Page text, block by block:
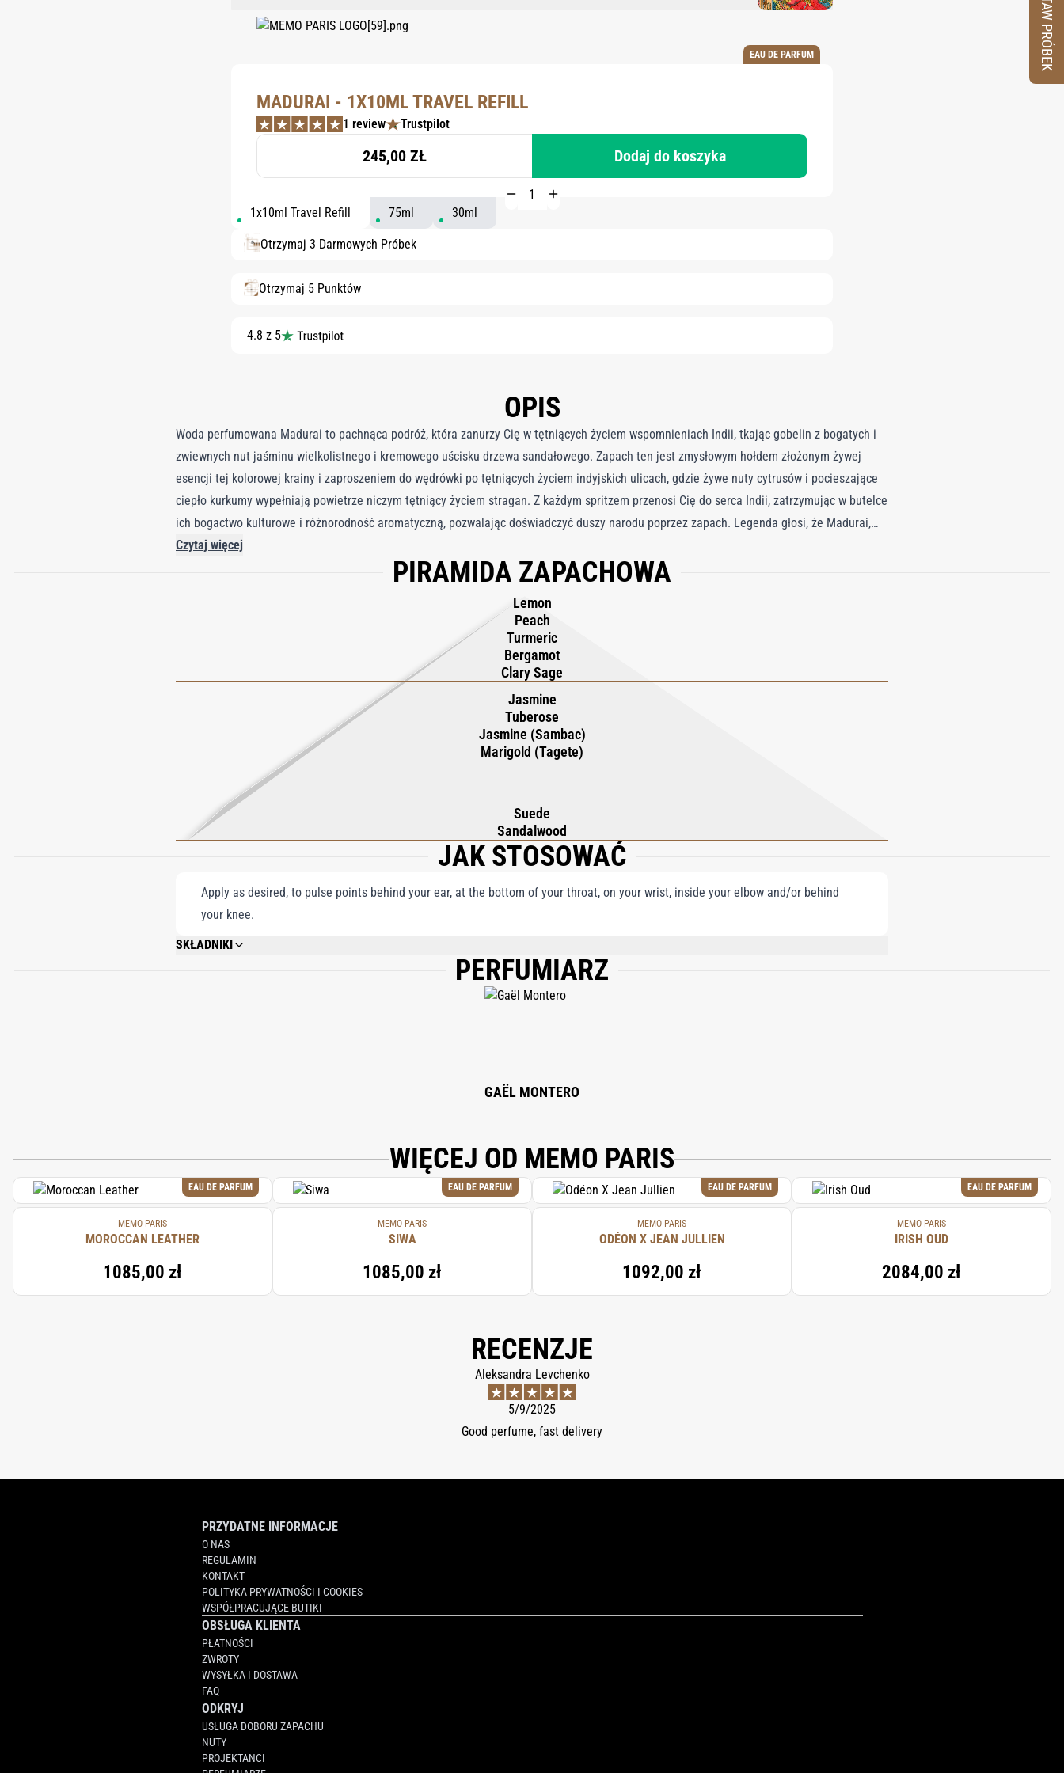
EAU DE PARFUM
MADURAI - 1X10ML TRAVEL REFILL
1 review Trustpilot
245,00 ZŁ Dodaj do koszyka
1x10ml Travel Refill 75ml 30ml
Otrzymaj 3 Darmowych Próbek
Otrzymaj 5 Punktów
4.8 z 5
OPIS
Woda perfumowana Madurai to pachnąca podróż, która zanurzy Cię w tętniących życiem wspomnieniach Indii, tkając gobelin z bogatych i
zwiewnych nut jaśminu wielkolistnego i kremowego uścisku drzewa sandałowego. Zapach ten jest zmysłowym hołdem złożonym żywej
esencji tej kolorowej krainy i zaproszeniem do wędrówki po tętniących życiem indyjskich ulicach, gdzie żywe nuty cytrusów i pocieszające
ciepło kurkumy wypełniają powietrze niczym tętniący życiem stragan. Z każdym spritzem przenosi Cię do serca Indii, zatrzymując w butelce
ich bogactwo kulturowe i różnorodność aromatyczną, pozwalając doświadczyć duszy narodu poprzez zapach. Legenda głosi, że Madurai,
święte miasto w południowych Indiach, swoją nazwę zawdzięcza kroplom boskiego nektaru, które spadły z włosów Pana Śiwy, tworząc świat
niezrównanego czaru. W tym zapachu znajdziesz esencję indyjskiego jaśminu wielkolistnego, starannie zbieranego w optymalnych
mieszance, przywołując esencję płatków muśniętych objęciami Nilu. Szałwia muszkatołowa z Francji, świeża kurkuma indyjska i aksamitny
aromat brzoskwini dopełniają tego aromatycznego arcydzieła. Woda perfumowana Madurai oddaje tętniącą życiem esencję południowych
Indii, gdzie każda nuta odzwierciedla zmysłowe bogactwo tej urzekającej krainy.
Czytaj więcej
PIRAMIDA ZAPACHOWA
Lemon
Peach
Turmeric
Bergamot
Clary Sage
Jasmine
Tuberose
Jasmine (Sambac)
Marigold (Tagete)
Suede
Sandalwood
JAK STOSOWAĆ
Apply as desired, to pulse points behind your ear, at the bottom of your throat, on your wrist, inside your elbow and/or behind
your knee.
SKŁADNIKI
ALCOHOL DENAT., PARFUM (FRAGRANCE), AQUA (WATER), ETHYLHEXYL SALICYLATE, BUTYL METHOXYDIBENZOYLMETHANE,
TRIS(TETRAMETHYLHYDROXYPIPERIDINOL) CITRATE, BENZYL SALICYLATE, HYDROXYCITRONELLAL, LINALOOL, LIMONENE, CITRAL, GERANIOL, BENZYL
PERFUMIARZ
GAËL MONTERO
WIĘCEJ OD MEMO PARIS
EAU DE PARFUM
MEMO PARIS
MOROCCAN LEATHER
1085,00 zł
EAU DE PARFUM
MEMO PARIS
SIWA
1085,00 zł
EAU DE PARFUM
MEMO PARIS
ODÉON X JEAN JULLIEN
1092,00 zł
EAU DE PARFUM
MEMO PARIS
IRISH OUD
2084,00 zł
RECENZJE
Aleksandra Levchenko
5/9/2025
Good perfume, fast delivery
PRZYDATNE INFORMACJE
O NAS
REGULAMIN
KONTAKT
POLITYKA PRYWATNOŚCI I COOKIES
WSPÓŁPRACUJĄCE BUTIKI
OBSŁUGA KLIENTA
PŁATNOŚCI
ZWROTY
WYSYŁKA I DOSTAWA
FAQ
ODKRYJ
USŁUGA DOBORU ZAPACHU
NUTY
PROJEKTANCI
ZESTAW PRÓBEK